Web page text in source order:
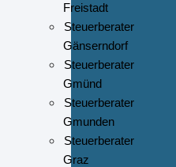
Freistadt
Steuerberater
Gänserndorf
Steuerberater
Gmünd
Steuerberater
Gmunden
Steuerberater
Graz